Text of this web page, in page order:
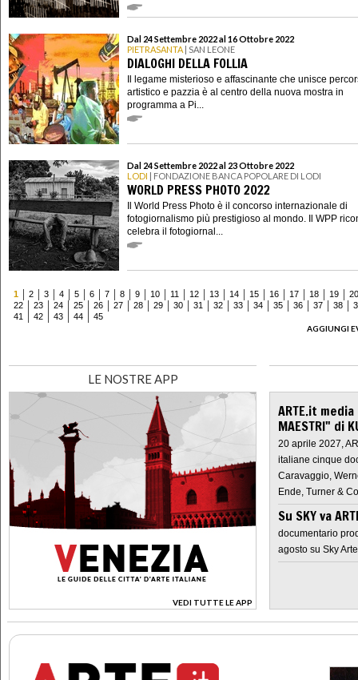
Dal 24 Settembre 2022 al 16 Ottobre 2022
PIETRASANTA | SAN LEONE
DIALOGHI DELLA FOLLIA
Il legame misterioso e affascinante che unisce
artistico e pazzia è al centro della nuova mostra in
programma a Pi...
Dal 24 Settembre 2022 al 23 Ottobre 2022
LODI | FONDAZIONE BANCA POPOLARE DI LODI
WORLD PRESS PHOTO 2022
Il World Press Photo è il concorso internazionale di
fotogiornalismo più prestigioso al mondo. Il WPP
celebra il fotogiornal...
1 2 3 4 5 6 7 8 9 10 11 12 13 14 15 16 17 18 19
20
22
23 24 25 26 27 28 29 30 31 32 33 34 35 36 37 38
41
42 43 44
45
AGGIUNGI
LE NOSTRE APP
VEDI TUTTE LE APP
>
ARTE.it
MAESTRI" di
20 aprile 2027,
italiane cinque
Caravaggio,
Ende, Turner &
Su SKY va
documentario
agosto su Sky Arte